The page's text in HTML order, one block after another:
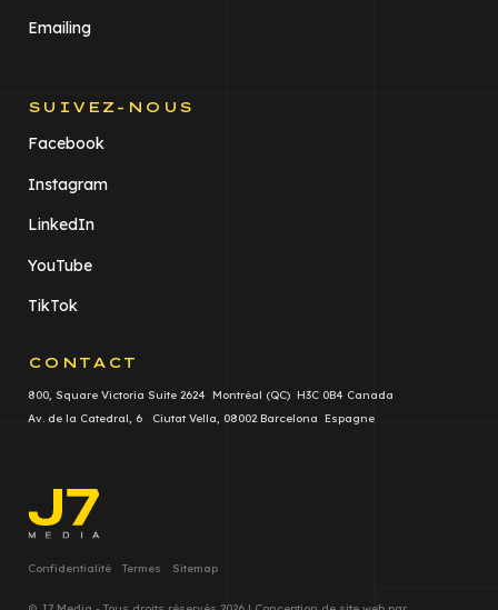
Emailing
SUIVEZ-NOUS
Facebook
Instagram
LinkedIn
YouTube
TikTok
CONTACT
800, Square Victoria Suite 2624 Montréal (QC) H3C 0B4 Canada
Av. de la Catedral, 6 Ciutat Vella, 08002 Barcelona Espagne
Confidentialité Termes Sitemap